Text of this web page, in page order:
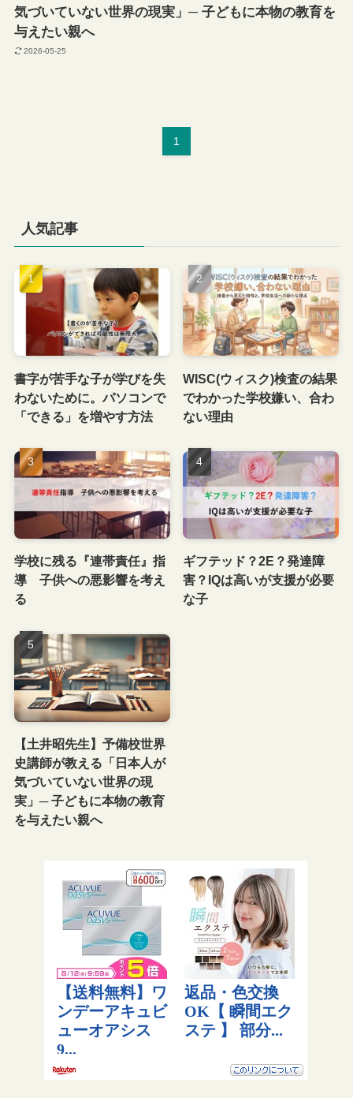
気づいていない世界の現実」─ 子どもに本物の教育を
与えたい親へ
2026-05-25
1
人気記事
書字が苦手な子が学びを失
わないために。パソコンで
「できる」を増やす方法
WISC(ウィスク)検査の結果
でわかった学校嫌い、合わ
ない理由
学校に残る『連帯責任』指
導 子供への悪影響を考え
る
ギフテッド？2E？発達障
害？IQは高いが支援が必要
な子
【土井昭先生】予備校世界
史講師が教える「日本人が
気づいていない世界の現
実」─ 子どもに本物の教育
を与えたい親へ